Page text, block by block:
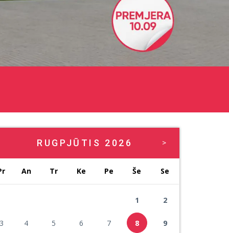
>
RUGPJŪTIS 2026
An Tr Ke Pe Še Se
1 2
4 5 6 7 8 9